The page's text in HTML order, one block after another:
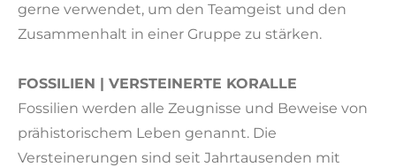
gerne verwendet, um den Teamgeist und den
Zusammenhalt in einer Gruppe zu stärken.
FOSSILIEN | VERSTEINERTE KORALLE
Fossilien werden alle Zeugnisse und Beweise von
prähistorischem Leben genannt. Die
Versteinerungen sind seit Jahrtausenden mit